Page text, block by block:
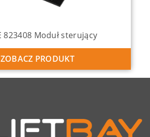
GENIE 137634 Joystick
ZOBACZ PRODUKT